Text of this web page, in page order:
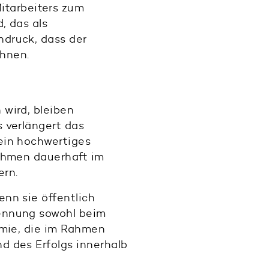
zum
das als
dass der
wird, bleiben
verlängert das
hochwertiges
dauerhaft im
sie öffentlich
sowohl beim
die im Rahmen
des Erfolgs innerhalb